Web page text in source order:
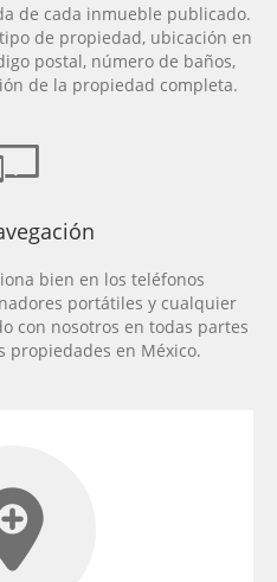
de cada inmueble publicado.
de propiedad, ubicación en
postal, número de baños,
de la propiedad completa.
bien en los teléfonos
portátiles y cualquier
con nosotros en todas partes
propiedades en México.